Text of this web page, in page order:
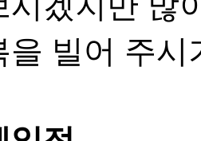
을 빌어 주시